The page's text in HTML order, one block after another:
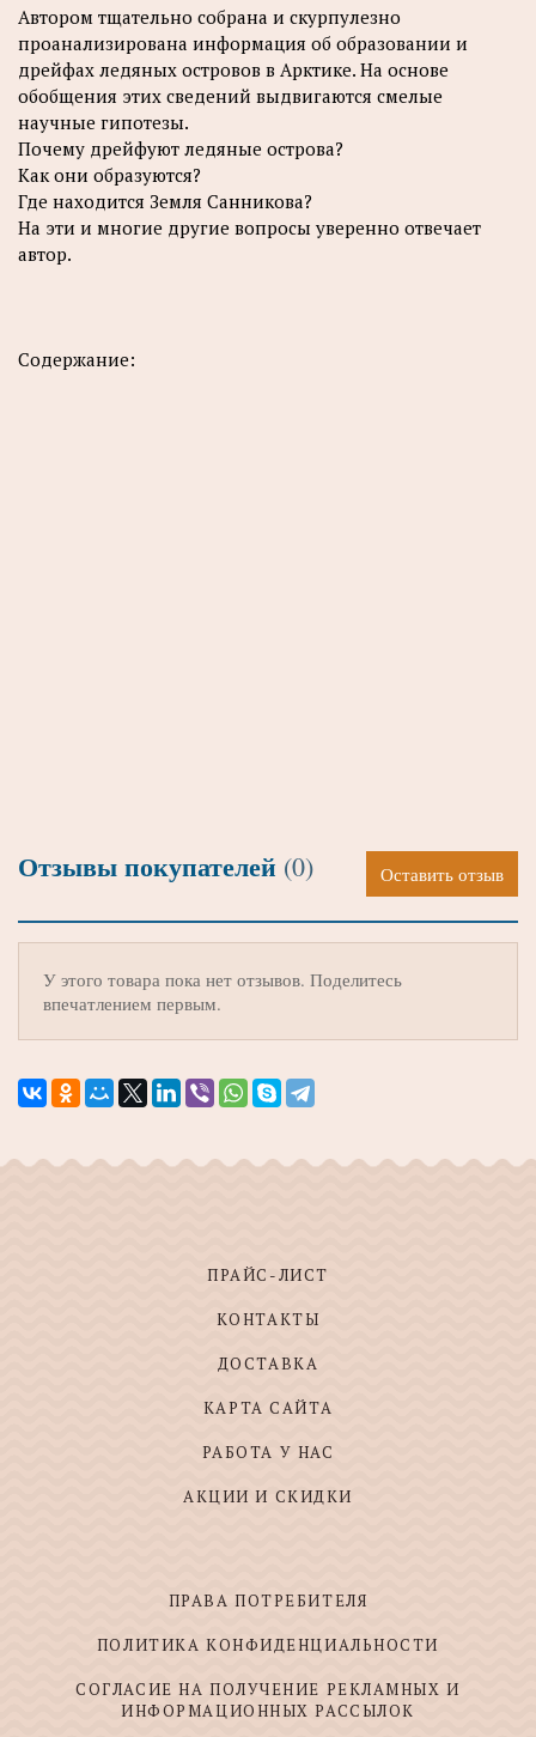
Автором тщательно собрана и скурпулезно
проанализирована информация об образовании и
дрейфах ледяных островов в Арктике. На основе
обобщения этих сведений выдвигаются смелые
научные гипотезы.
Почему дрейфуют ледяные острова?
Как они образуются?
Где находится Земля Санникова?
На эти и многие другие вопросы уверенно отвечает
автор.
Содержание:
Отзывы покупателей (0) Оставить отзыв
У этого товара пока нет отзывов. Поделитесь
впечатлением первым.
ПРАЙС-ЛИСТ
КОНТАКТЫ
ДОСТАВКА
КАРТА САЙТА
РАБОТА У НАС
АКЦИИ И СКИДКИ
ПРАВА ПОТРЕБИТЕЛЯ
ПОЛИТИКА КОНФИДЕНЦИАЛЬНОСТИ
СОГЛАСИЕ НА ПОЛУЧЕНИЕ РЕКЛАМНЫХ И
ИНФОРМАЦИОННЫХ РАССЫЛОК